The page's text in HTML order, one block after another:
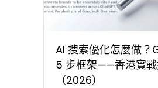
AI 搜索優化怎麼做？
5 步框架——香港實
（2026）